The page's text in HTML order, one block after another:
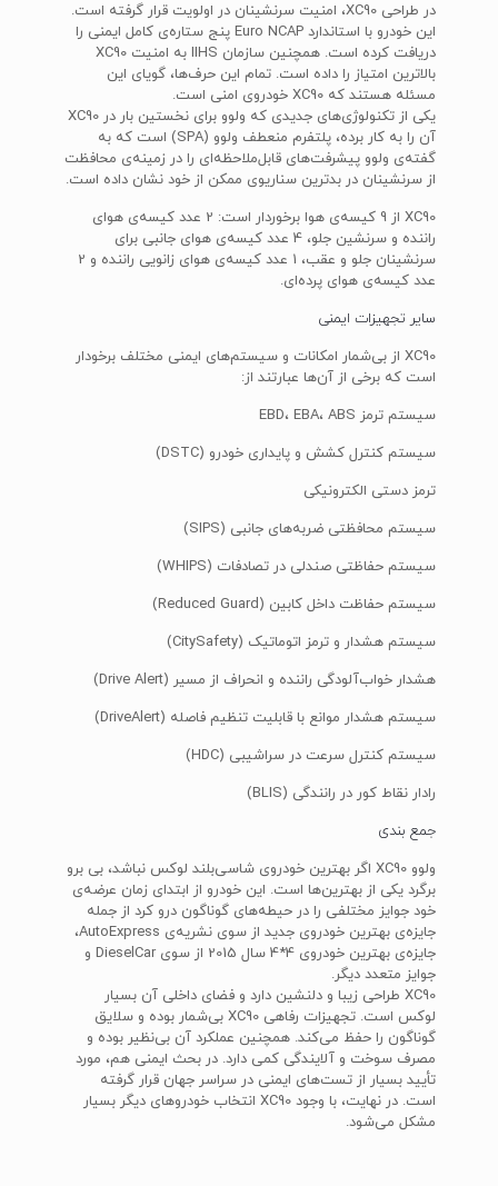
در طراحی XC90، امنیت سرنشینان در اولویت قرار گرفته است.
این خودرو با استاندارد Euro NCAP پنج ستاره‌ی کامل ایمنی را
دریافت کرده است. همچنین سازمان IIHS به امنیت XC90
بالاترین امتیاز را داده است. تمام این حرف‌ها، گویای این
مسئله هستند که XC90 خودروی امنی است.
یکی از تکنولوژی‌های جدیدی که ولوو برای نخستین بار در XC90
آن را به کار برده، پلتفرم منعطف ولوو (SPA) است که به
گفته‌ی ولوو پیشرفت‌های قابل‌ملاحظه‌ای را در زمینه‌ی محافظت
از سرنشینان در بدترین سناریوی ممکن از خود نشان داده است.
XC90 از 9 کیسه‌ی هوا برخوردار است: 2 عدد کیسه‌ی هوای
راننده و سرنشین جلو، 4 عدد کیسه‌ی هوای جانبی برای
سرنشینان جلو و عقب، 1 عدد کیسه‌ی هوای زانویی راننده و 2
عدد کیسه‌ی هوای پرده‌ای.
سایر تجهیزات ایمنی
XC90 از بی‌شمار امکانات و سیستم‌های ایمنی مختلف برخودار
است که برخی از آن‌ها عبارتند از:
سیستم ترمز EBD، EBA، ABS
سیستم کنترل کشش و پایداری خودرو (DSTC)
ترمز دستی الکترونیکی
سیستم محافظتی ضربه‌های جانبی (SIPS)
سیستم حفاظتی صندلی در تصادفات (WHIPS)
سیستم حفاظت داخل کابین (Reduced Guard)
سیستم هشدار و ترمز اتوماتیک (CitySafety)
هشدار خواب‌آلودگی راننده و انحراف از مسیر (Drive Alert)
سیستم هشدار موانع با قابلیت تنظیم فاصله (DriveAlert)
سیستم کنترل سرعت در سراشیبی (HDC)
رادار نقاط کور در رانندگی (BLIS)
جمع بندی
ولوو XC90 اگر بهترین خودروی شاسی‌بلند لوکس نباشد، بی برو
برگرد یکی از بهترین‌ها است. این خودرو از ابتدای زمان عرضه‌ی
خود جوایز مختلفی را در حیطه‌های گوناگون درو کرد از جمله
جایزه‌ی بهترین خودروی جدید از سوی نشریه‌ی AutoExpress،
جایزه‌ی بهترین خودروی 4*4 سال 2015 از سوی DieselCar و
جوایز متعدد دیگر.
XC90 طراحی زیبا و دلنشین دارد و فضای داخلی آن بسیار
لوکس است. تجهیزات رفاهی XC90 بی‌شمار بوده و سلایق
گوناگون را حفظ می‌کند. همچنین عملکرد آن بی‌نظیر بوده و
مصرف سوخت و آلایندگی کمی دارد. در بحث ایمنی هم، مورد
تأیید بسیار از تست‌های ایمنی در سراسر جهان قرار گرفته
است. در نهایت، با وجود XC90 انتخاب خودروهای دیگر بسیار
مشکل می‌شود.